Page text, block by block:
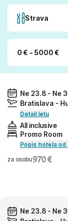
Strava
0 € - 5000 €
Ne 23.8 - Ne
Bratislava -
Detail letu
All inclusive
Promo Room
Popis hotela od
za osobu970 €
Ne 23.8 - Ne